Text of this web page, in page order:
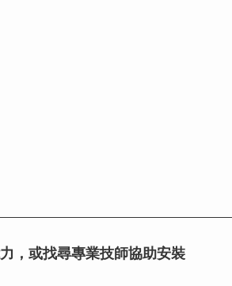
，或找尋專業技師協助安裝